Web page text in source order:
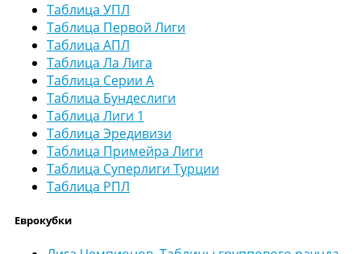
Таблица УПЛ
Таблица Первой Лиги
Таблица АПЛ
Таблица Ла Лига
Таблица Серии А
Таблица Бундеслиги
Таблица Лиги 1
Таблица Эредивизи
Таблица Примейра Лиги
Таблица Суперлиги Турции
Таблица РПЛ
Еврокубки